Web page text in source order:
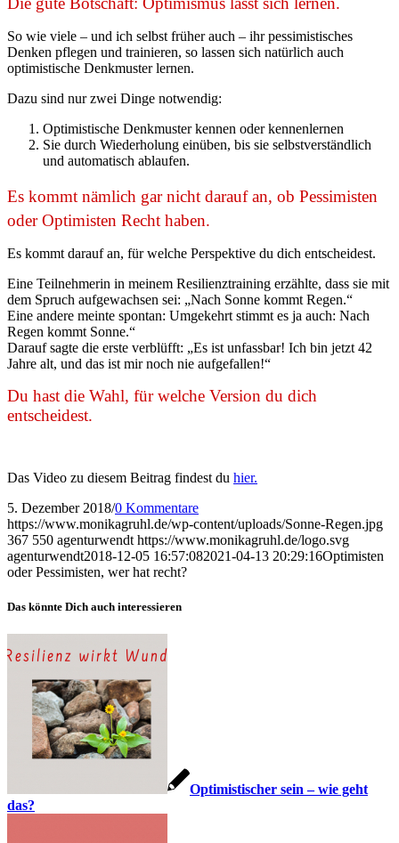
So wie viele – und ich selbst früher auch – ihr pessimistisches
Denken pflegen und trainieren, so lassen sich natürlich auch
optimistische Denkmuster lernen.
Dazu sind nur zwei Dinge notwendig:
Optimistische Denkmuster kennen oder kennenlernen
Sie durch Wiederholung einüben, bis sie selbstverständlich
und automatisch ablaufen.
Es kommt nämlich gar nicht darauf an, ob Pessimisten
oder Optimisten Recht haben.
Es kommt darauf an, für welche Perspektive du dich entscheidest.
Eine Teilnehmerin in meinem Resilienztraining erzählte, dass sie mit
dem Spruch aufgewachsen sei: „Nach Sonne kommt Regen.“
Eine andere meinte spontan: Umgekehrt stimmt es ja auch: Nach
Regen kommt Sonne.“
Darauf sagte die erste verblüfft: „Es ist unfassbar! Ich bin jetzt 42
Jahre alt, und das ist mir noch nie aufgefallen!“
Du hast die Wahl, für welche Version du dich
entscheidest.
Das Video zu diesem Beitrag findest du hier.
5. Dezember 2018/0 Kommentare
https://www.monikagruhl.de/wp-content/uploads/Sonne-Regen.jpg
367 550 agenturwendt https://www.monikagruhl.de/logo.svg
agenturwendt2018-12-05 16:57:082021-04-13 20:29:16Optimisten
oder Pessimisten, wer hat recht?
Das könnte Dich auch interessieren
Optimistischer sein – wie geht
das?